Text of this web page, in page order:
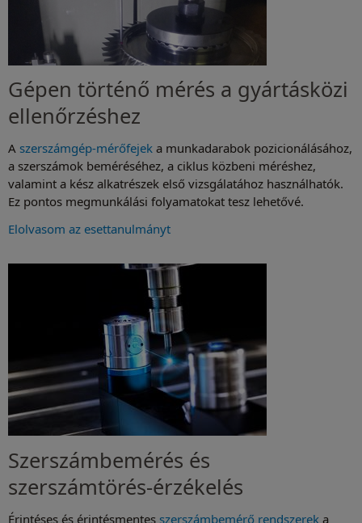
Gépen történő mérés a gyártásközi
ellenőrzéshez
A szerszámgép-mérőfejek a munkadarabok pozicionálásához,
a szerszámok beméréséhez, a ciklus közbeni méréshez,
valamint a kész alkatrészek első vizsgálatához használhatók.
Ez pontos megmunkálási folyamatokat tesz lehetővé.
Elolvasom az esettanulmányt
Szerszámbemérés és
szerszámtörés-érzékelés
Érintéses és érintésmentes szerszámbemérő rendszerek a